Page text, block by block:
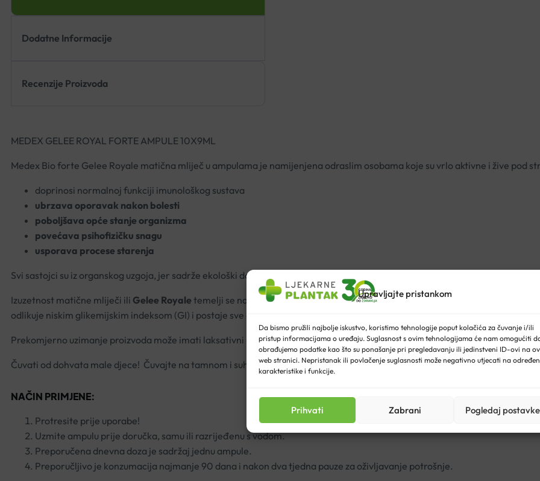
Upravljajte pristankom
Da bismo pružili najbolje iskustvo, koristimo tehnologije poput kolačića za čuvanje i/ili
pristup informacijama o uređaju. Suglasnost s ovim tehnologijama će nam omogućiti
obrađujemo podatke kao što su ponašanje pri pregledavanju ili jedinstveni ID-ovi na
web stranici. Nepristanak ili povlačenje suglasnosti može negativno utjecati na
karakteristike i funkcije.
Prihvati Zabrani Pogledaj postavke
Dodatne Informacije
Recenzije Proizvoda
MEDEX GELEE ROYAL FORTE AMPULE 10X9ML
Medex Bio forte Gelee Royale matična mliječ u ampulama je namijenjena odraslim osobama koje su vrlo aktivne i žive pod
doprinosi normalnoj funkciji imunološkog sustava
ubrzava oporavak nakon bolesti
poboljšava opće stanje organizma
povećava psihofizičku snagu
usporava procese starenja
Svi sastojci su iz organskog uzgoja, jer sadrže ekološki dobivenu matičnu mliječ 1.500mg i vitamina C od organski uzgojene
Izuzetnost matične mliječi ili Gelee Royale temelji se na sadržaju jedinstvene nezasićene masne kiseline
odlikuje niskim glikemijskim indeksom (GI) i postaje sve cjenjenija hrana. Kvalitetu proizvoda pruža i vitamin C, koji ima
Prekomjerno uzimanje proizvoda može imati laksativni učinak. Osobama alergičnim na matičnu mliječ ne preporučamo
Čuvati od dohvata male djece! Čuvajte na tamnom i suhom mjestu pri sobnoj temperaturi do 25 °C.
NAČIN PRIMJENE:
Protresite prije uporabe!
Uzmite ampulu prije doručka, samu ili razrijeđenu s vodom.
Preporučena dnevna doza je sadržaj jednu ampule.
Preporučljivo je konzumacija najmanje 90 dana i nakon dva tjedna pauze za oživljavanje potrošnje.